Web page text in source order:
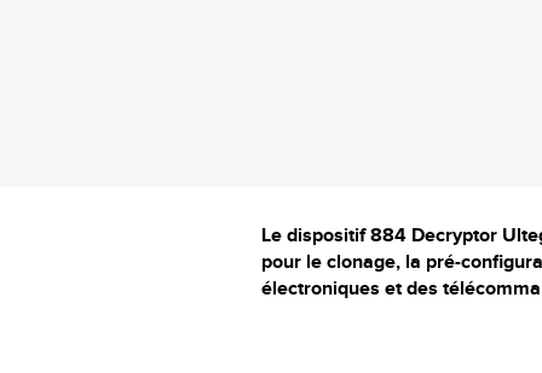
Le dispositif 884 Decryptor
pour le clonage, la pré-
électroniques et des